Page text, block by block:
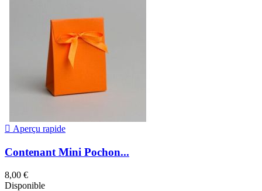
 Aperçu rapide
Contenant Mini Pochon...
8,00 €
Disponible